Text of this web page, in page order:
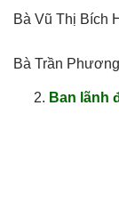
Bà Vũ Thị Bích
Bà Trần
Ban lãnh